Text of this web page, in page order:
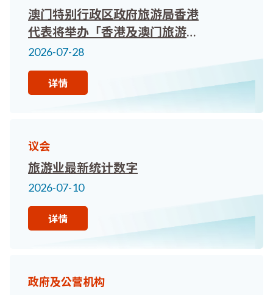
澳门特别行政区政府旅游局香港
代表将举办「香港及澳门旅游业
界交流会」，欲报从速
2026-07-28
详情
议会
旅游业最新统计数字
2026-07-10
详情
政府及公营机构